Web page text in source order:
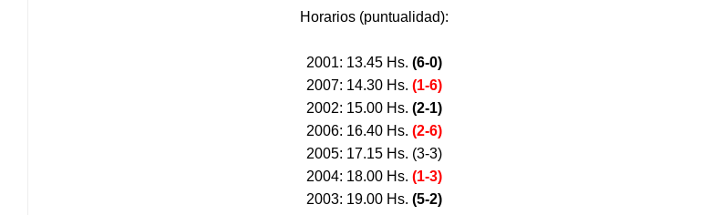
Horarios (puntualidad):
2001: 13.45 Hs. (6-0)
2007: 14.30 Hs. (1-6)
2002: 15.00 Hs. (2-1)
2006: 16.40 Hs. (2-6)
2005: 17.15 Hs. (3-3)
2004: 18.00 Hs. (1-3)
2003: 19.00 Hs. (5-2)